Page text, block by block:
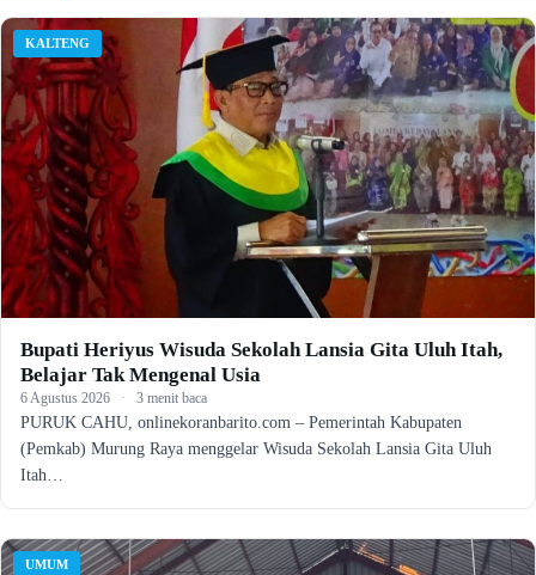
KALTENG
Bupati Heriyus Wisuda Sekolah Lansia Gita Uluh Itah,
Belajar Tak Mengenal Usia
6 Agustus 2026 · 3 menit baca
PURUK CAHU, onlinekoranbarito.com – Pemerintah Kabupaten
(Pemkab) Murung Raya menggelar Wisuda Sekolah Lansia Gita Uluh
Itah…
UMUM